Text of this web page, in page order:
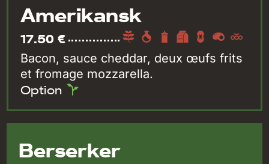
Amerikansk
17.50 €
Bacon, sauce cheddar, deux œufs frits
et fromage mozzarella.
Option
Berserker